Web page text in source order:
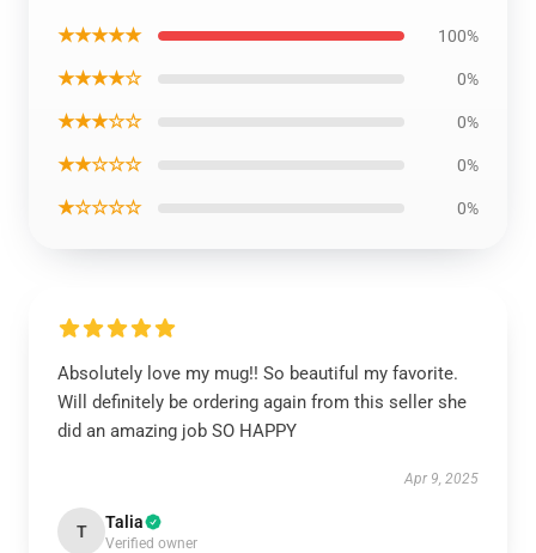
★★★★★ 100%
★★★★☆ 0%
★★★☆☆ 0%
★★☆☆☆ 0%
★☆☆☆☆ 0%
Absolutely love my mug!! So beautiful my favorite.
Will definitely be ordering again from this seller she
did an amazing job SO HAPPY
Apr 9, 2025
T Talia
Verified owner